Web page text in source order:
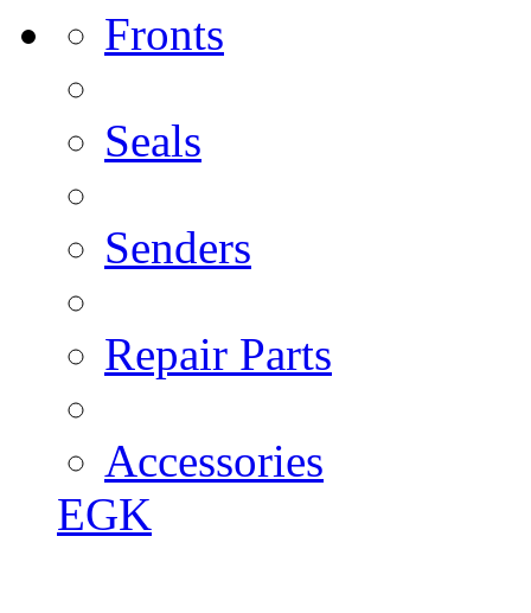
Fronts
Seals
Senders
Repair Parts
Accessories
EGK